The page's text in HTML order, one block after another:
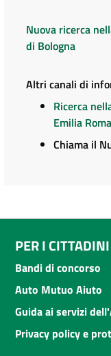
Nuova ricerca
di Bologna
Altri canali di
Ricerca
Emilia
Chiama il
PER I CITTADINI
Bandi di concorso
Auto Mutuo Aiuto
Guida ai servizi
Privacy policy e